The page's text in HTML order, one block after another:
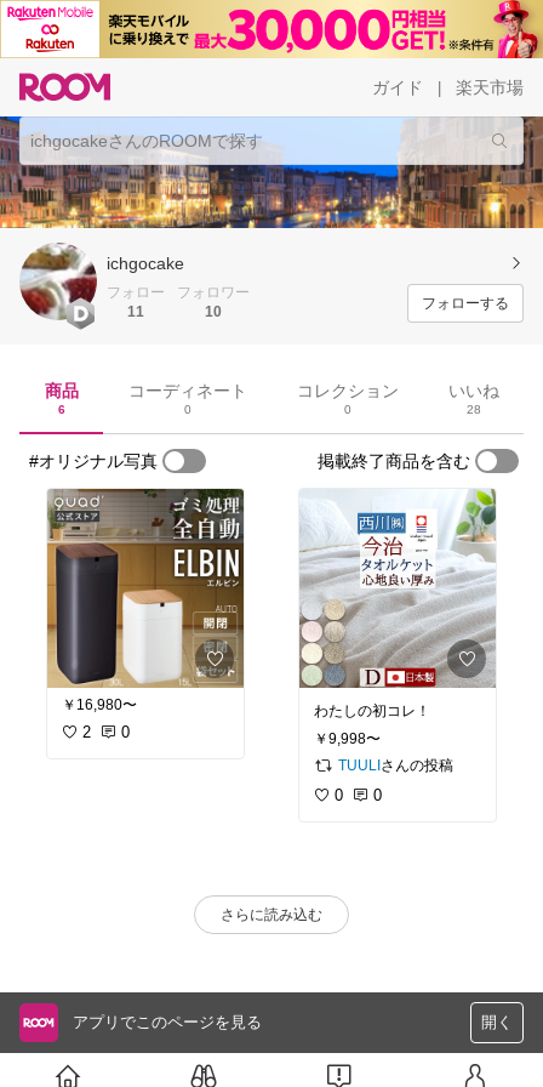
ガイド 楽天市場
ichgocake
フォロー
11
フォロワー
10
フォローする
商品
6
コーディネート
0
コレクション
0
いいね
28
#オリジナル写真 掲載終了商品を含む
￥16,980〜
2 0
わたしの初コレ！
￥9,998〜
TUULI さんの投稿
0 0
さらに読み込む
アプリでこのページを見る 開く